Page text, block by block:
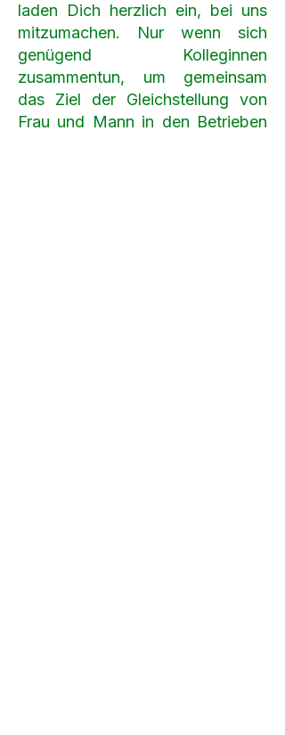
laden Dich herzlich ein, bei uns
mitzumachen. Nur wenn sich
genügend Kolleginnen
zusammentun, um gemeinsam
das Ziel der Gleichstellung von
Frau und Mann in den Betrieben